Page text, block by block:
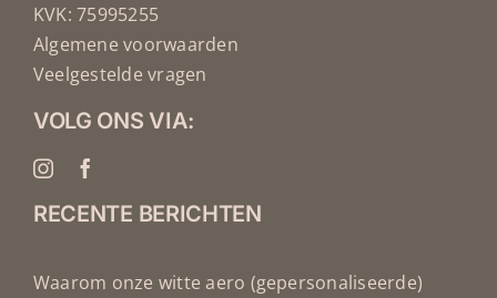
KVK: 75995255
Algemene voorwaarden
Veelgestelde vragen
VOLG ONS VIA:
RECENTE BERICHTEN
Waarom onze witte aero (gepersonaliseerde)